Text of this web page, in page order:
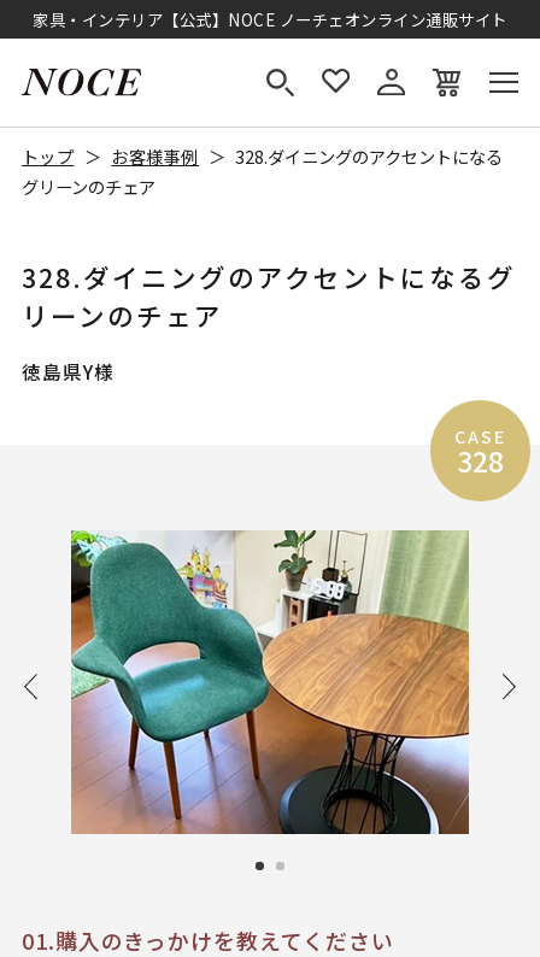
家具・インテリア【公式】NOCE ノーチェオンライン通販サイト
トップ お客様事例
328.ダイニングのアクセントになる
グリーンのチェア
328.ダイニングのアクセントになるグ
リーンのチェア
徳島県Y様
CASE
328
01.購入のきっかけを教えてください